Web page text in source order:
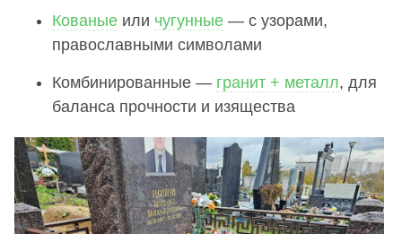
Кованые или чугунные — с узорами,
православными символами
Комбинированные — гранит + металл, для
баланса прочности и изящества